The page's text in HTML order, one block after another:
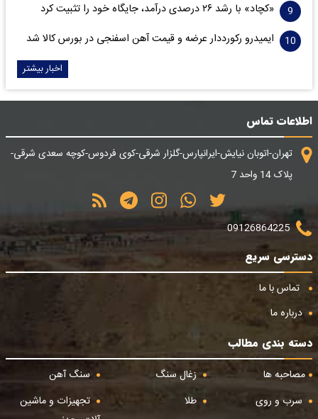
«کچاد» با رشد ۲۶ درصدی درآمد، جایگاه خود را تثبیت کرد
ایمیدرو رکورددار عرضه و قیمت آهن اسفنجی در بورس کالا شد
اخبار بیشتر
اطلاعات تماس
تهران-اتوبان نیایش-ایرانپارس-گلزار شرقی-کوی فردوس-کوچه سعدی شرقی-
پلاک 14 واحد 7
09126864225
دسترسی سریع
تماس با ما
درباره ما
دسته بندی مطالب
مصاحبه ها
زغال سنگ
سنگ آهن
سرب و روی
طلا
تجهیزات و ماشین